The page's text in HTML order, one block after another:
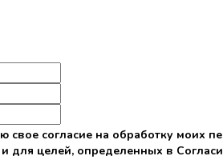
свое согласие на обработку моих
для целей, определенных в